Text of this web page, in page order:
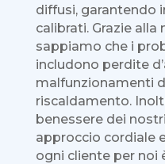
diffusi, garantendo
calibrati. Grazie alla
sappiamo che i
includono perdite
malfunzionamenti
riscaldamento.
benessere dei
approccio cordiale
ogni cliente per noi